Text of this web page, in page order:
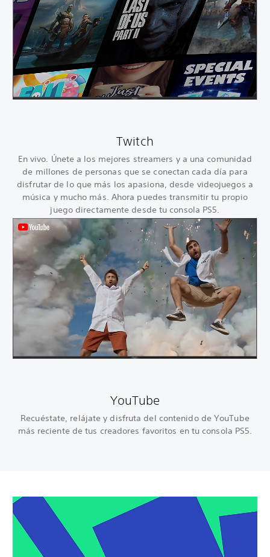
Twitch
En vivo. Únete a los mejores streamers y a una comunidad
de millones de personas que se conectan cada día para
disfrutar de lo que más los apasiona, desde videojuegos a
música y mucho más. Ahora puedes transmitir tu propio
juego directamente desde tu consola PS5.
YouTube
Recuéstate, relájate y disfruta del contenido de YouTube
más reciente de tus creadores favoritos en tu consola PS5.